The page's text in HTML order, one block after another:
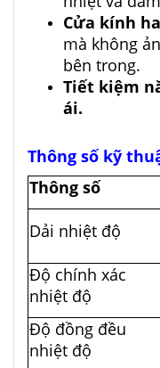
Cửa kính
mà không
bên trong.
Tiết kiệm
ái.
Thông số kỹ
Thông số
Dải nhiệt độ
Độ chính xác
nhiệt độ
Độ đồng đều
nhiệt độ